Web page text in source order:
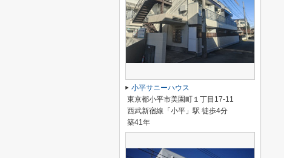
小平サニーハウス
東京都小平市美園町１丁目17-11
西武新宿線「小平」駅 徒歩4分
築41年